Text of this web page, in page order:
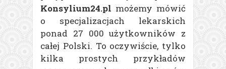
Konsylium24.pl możemy mówić
o specjalizacjach lekarskich
ponad 27 000 użytkowników z
całej Polski. To oczywiście, tylko
kilka prostych przykładów